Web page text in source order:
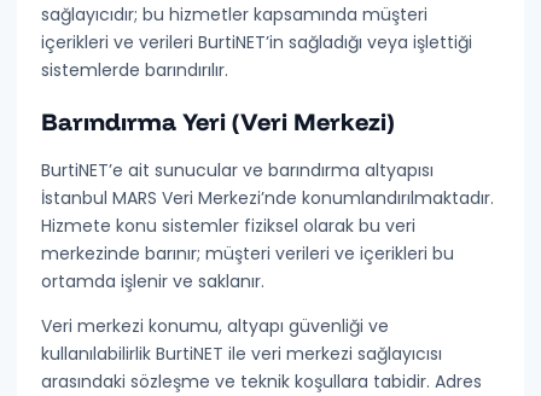
sağlayıcıdır; bu hizmetler kapsamında müşteri
içerikleri ve verileri BurtiNET’in sağladığı veya işlettiği
sistemlerde barındırılır.
Barındırma Yeri (Veri Merkezi)
BurtiNET’e ait sunucular ve barındırma altyapısı
İstanbul MARS Veri Merkezi’nde konumlandırılmaktadır.
Hizmete konu sistemler fiziksel olarak bu veri
merkezinde barınır; müşteri verileri ve içerikleri bu
ortamda işlenir ve saklanır.
Veri merkezi konumu, altyapı güvenliği ve
kullanılabilirlik BurtiNET ile veri merkezi sağlayıcısı
arasındaki sözleşme ve teknik koşullara tabidir. Adres